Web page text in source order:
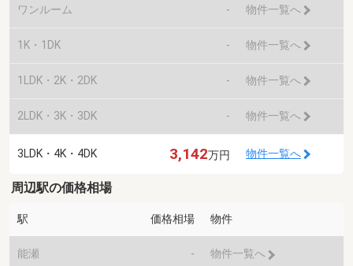
ワンルーム - 物件一覧へ
1K・1DK - 物件一覧へ
1LDK・2K・2DK - 物件一覧へ
2LDK・3K・3DK - 物件一覧へ
3LDK・4K・4DK 3,142万円 物件一覧へ
周辺駅の価格相場
駅 価格相場 物件
能瀬 - 物件一覧へ